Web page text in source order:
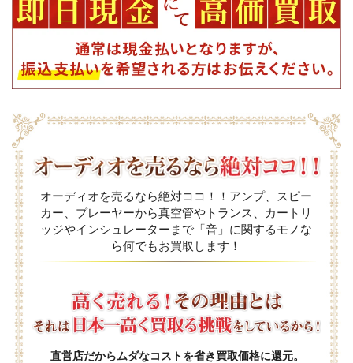
オーディオを売るなら絶対ココ！！アンプ、スピー
カー、プレーヤーから真空管やトランス、カートリ
ッジやインシュレーターまで「音」に関するモノな
ら何でもお買取します！
直営店だからムダなコストを省き買取価格に還元。